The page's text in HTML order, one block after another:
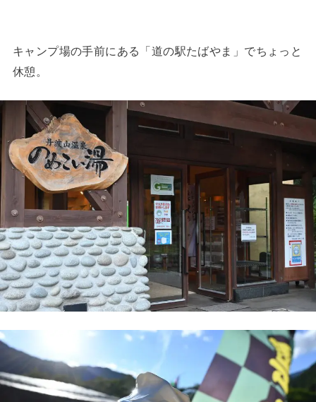
キャンプ場の手前にある「道の駅たばやま」でちょっと
休憩。